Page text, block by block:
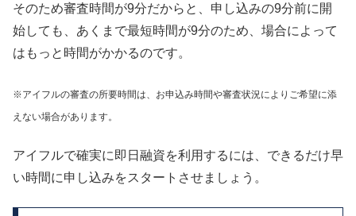
そのため審査時間が9分だからと、申し込みの9分前に開
始しても、あくまで最短時間が9分のため、場合によって
はもっと時間がかかるのです。
※アイフルの審査の所要時間は、お申込み時間や審査状況によりご希望に添
えない場合があります。
アイフルで確実に即日融資を利用するには、できるだけ早
い時間に申し込みをスタートさせましょう。